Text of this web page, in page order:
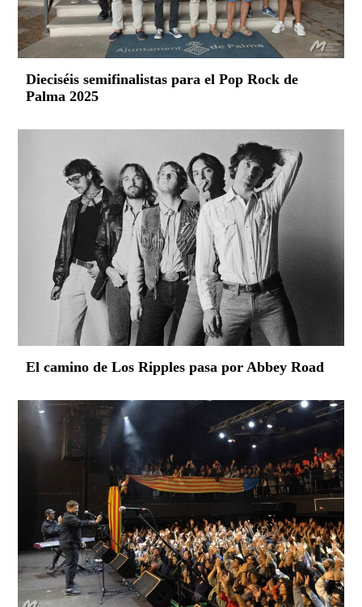
Dieciséis semifinalistas para el Pop Rock de
Palma 2025
El camino de Los Ripples pasa por Abbey Road